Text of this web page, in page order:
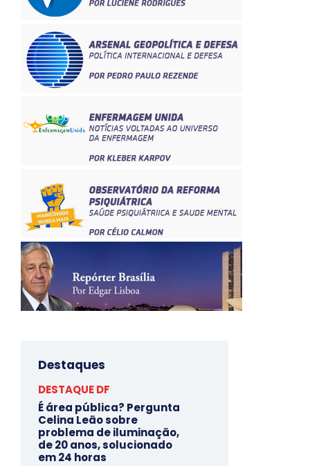
Destaques
DESTAQUE DF
É área pública? Pergunta
Celina Leão sobre
problema de iluminação,
de 20 anos, solucionado
em 24 horas